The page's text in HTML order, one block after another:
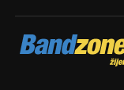
Bandzone.cz
žijeme hudbou